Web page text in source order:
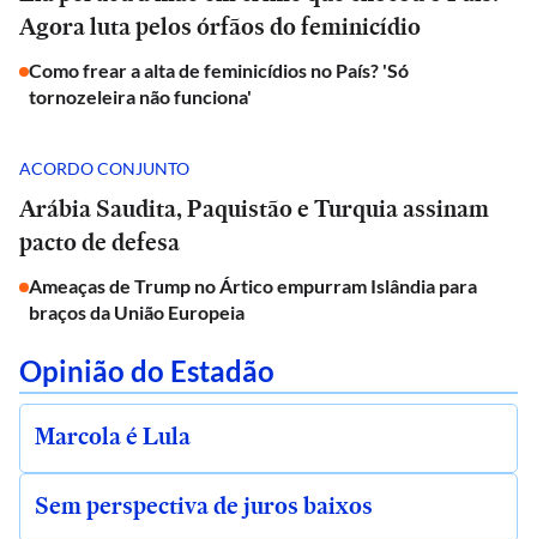
Agora luta pelos órfãos do feminicídio
Como frear a alta de feminicídios no País? 'Só
tornozeleira não funciona'
ACORDO CONJUNTO
Arábia Saudita, Paquistão e Turquia assinam
pacto de defesa
Ameaças de Trump no Ártico empurram Islândia para
braços da União Europeia
Opinião do Estadão
Marcola é Lula
Sem perspectiva de juros baixos